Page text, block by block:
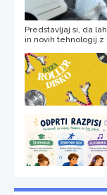
Predstavljaj si, da
in novih tehnologij